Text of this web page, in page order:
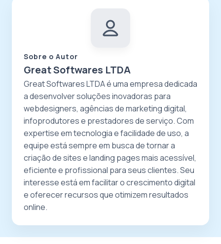
Sobre o Autor
Great Softwares LTDA
Great Softwares LTDA é uma empresa dedicada
a desenvolver soluções inovadoras para
webdesigners, agências de marketing digital,
infoprodutores e prestadores de serviço. Com
expertise em tecnologia e facilidade de uso, a
equipe está sempre em busca de tornar a
criação de sites e landing pages mais acessível,
eficiente e profissional para seus clientes. Seu
interesse está em facilitar o crescimento digital
e oferecer recursos que otimizem resultados
online.